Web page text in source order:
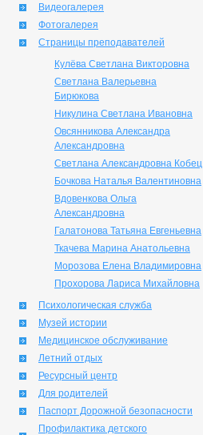
Видеогалерея
Фотогалерея
Страницы преподавателей
Кулёва Светлана Викторовна
Светлана Валерьевна
Бирюкова
Никулина Светлана Ивановна
Овсянникова Александра
Александровна
Светлана Александровна Кобец
Бочкова Наталья Валентиновна
Вдовенкова Ольга
Александровна
Галатонова Татьяна Евгеньевна
Ткачева Марина Анатольевна
Морозова Елена Владимировна
Прохорова Лариса Михайловна
Психологическая служба
Музей истории
Медицинское обслуживание
Летний отдых
Ресурсный центр
Для родителей
Паспорт Дорожной безопасности
Профилактика детского